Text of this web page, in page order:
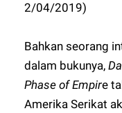
2/04/2019)
Bahkan seorang
dalam bukunya,
Phase of Empire
Amerika Serikat